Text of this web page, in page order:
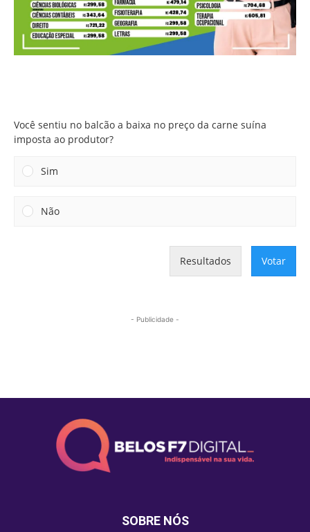
Você sentiu no balcão a baixa no preço da carne suína
imposta ao produtor?
Sim
Não
Resultados Votar
- Publicidade -
SOBRE NÓS